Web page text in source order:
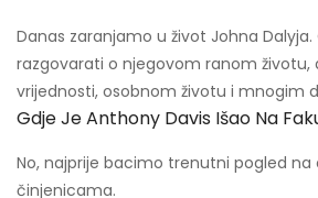
Danas zaranjamo u život Johna
razgovarati o njegovom ranom životu,
vrijednosti, osobnom životu i mnogim
Gdje Je Anthony Davis Išao Na
No, najprije bacimo trenutni pogled na
činjenicama.